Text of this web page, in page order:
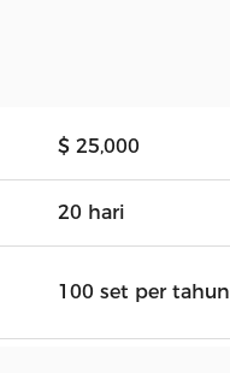
$ 25,000
20 hari
100 set per tahun